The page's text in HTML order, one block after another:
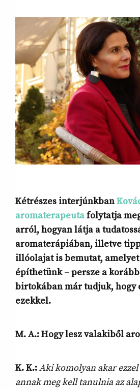
Kétrészes interjúnkban
aromaterapeutafolytatja
arról, hogyan látja a
aromaterápiában, illetve
illóolajat is bemutat,
építhetünk – persze a
birtokában már tudjuk, hogy
ezekkel.
M. A.: Hogy lesz valakiből
K. K.:Aki komolyan akar
annak meg kell tanulnia az